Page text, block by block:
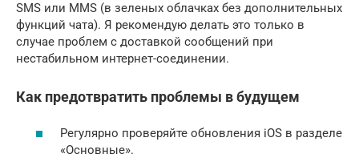
SMS или MMS (в зеленых облачках без дополнительных
функций чата). Я рекомендую делать это только в
случае проблем с доставкой сообщений при
нестабильном интернет-соединении.
Как предотвратить проблемы в будущем
Регулярно проверяйте обновления iOS в разделе
«Основные».